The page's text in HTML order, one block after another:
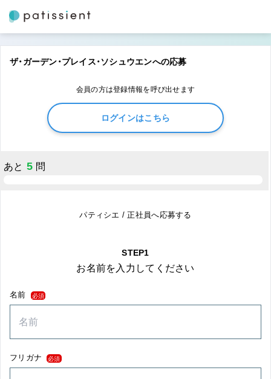
ザ・ガーデン・プレイス・ソシュウエンへの応募
会員の方は登録情報を呼び出せます
ログインはこちら
あと 5 問
パティシエ / 正社員へ応募する
STEP1
お名前を入力してください
名前 必須
フリガナ 必須